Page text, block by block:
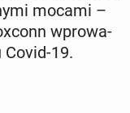
mocami –
wpro­wa­
Covid-19.